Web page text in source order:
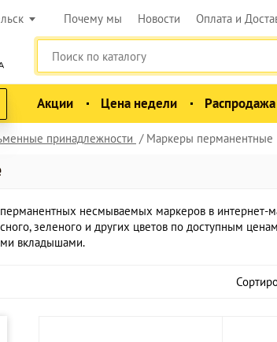
Почему мы Новости Оплата и
Акции Цена недели Распродажа
принадлежности Маркеры перманентные
несмываемых маркеров в
зеленого и других цветов по доступным
вкладышами.